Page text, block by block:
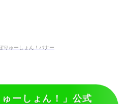
ゅーしょん！」公式